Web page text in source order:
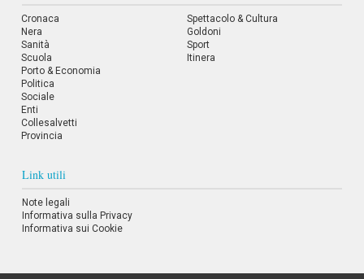
o
Cronaca
Nera
Sanità
Scuola
Porto & Economia
Politica
Sociale
Enti
Collesalvetti
Provincia
Spettacolo & Cultura
Goldoni
Sport
Itinera
Link utili
Note legali
Informativa sulla Privacy
Informativa sui Cookie